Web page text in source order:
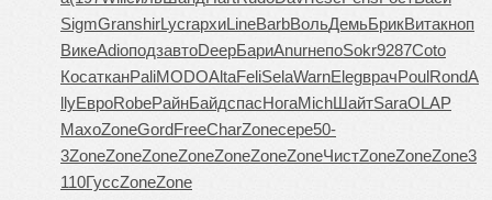
SigmGranshirLycrархиLineBarbВольДемьБрикВитакноп
ВикеAdioподзавтоDeepБариAnurнепоSokr9287Coto
КосатканPaliMODOAltaFeliSelaWarnElegврачPoulRondA
llyЕвроRobeРайнБайдспасНогаMichШайтSaraOLAP
МахоZoneGordFreeCharZoneсере50-
3ZoneZoneZoneZoneZoneZoneZoneЧистZoneZoneZone3
110ГуссZoneZone